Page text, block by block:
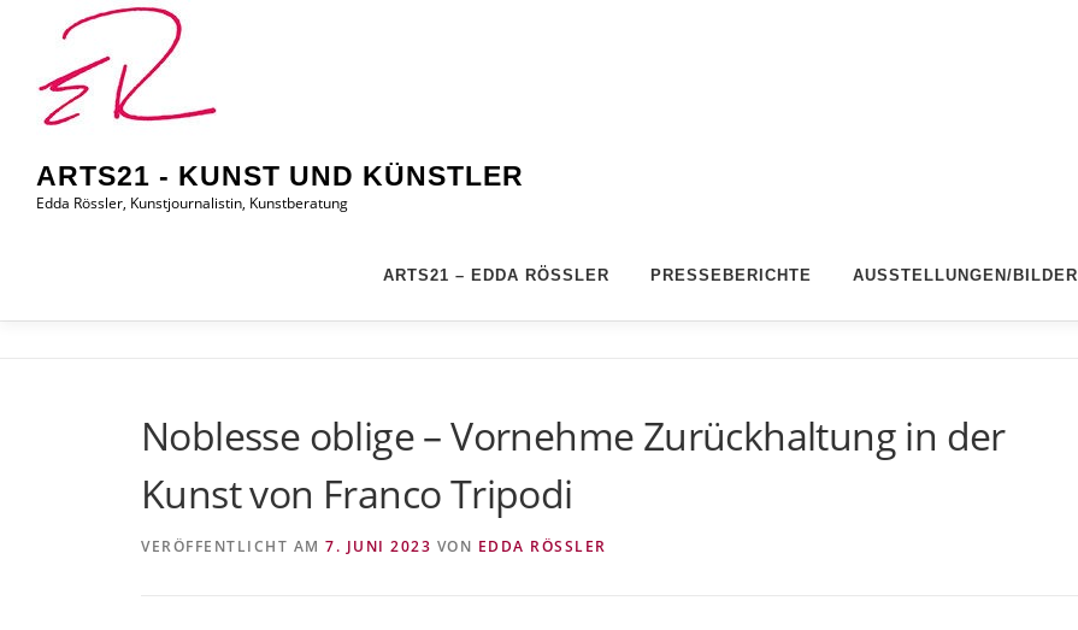
springen
ARTS21 - KUNST UND KÜNSTLER
Edda Rössler, Kunstjournalistin, Kunstberatung
ARTS21 – EDDA RÖSSLER PRESSEBERICHTE AUSSTELLUNGEN/BILDER
Noblesse oblige – Vornehme Zurückhaltung in der
Kunst von Franco Tripodi
VERÖFFENTLICHT AM 7. JUNI 2023 VON EDDA RÖSSLER